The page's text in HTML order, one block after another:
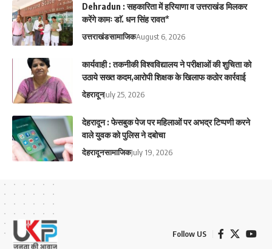
Dehradun : सहकारिता में हरियाणा व उत्तराखंड मिलकर
करेंगे कामः डाॅ. धन सिंह रावत*
उत्तराखंडसामाजिकAugust 6, 2026
कार्यवाही : तकनीकी विश्वविद्यालय ने परीक्षाओं की शुचिता को
उठाये सख्त कदम,आरोपी शिक्षक के खिलाफ कठोर कार्रवाई
देहरादूनJuly 25, 2026
देहरादून : फेसबुक पेज पर महिलाओं पर अभद्र टिप्पणी करने
वाले युवक को पुलिस ने दबोचा
देहरादूनसामाजिकJuly 19, 2026
Follow US